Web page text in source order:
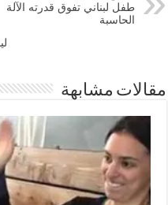
طفل لبناني تفوق قدرته الآلة
الحاسبة
مقالات مشابهة